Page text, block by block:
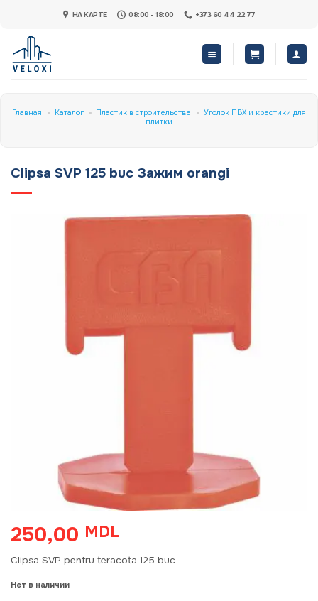
content
НА КАРТЕ 08:00 - 18:00 +373 60 44 22 77
Главная » Каталог » Пластик в строительстве » Уголок ПВХ и крестики для
плитки
Clipsa SVP 125 buc Зажим orangi
250,00 MDL
Clipsa SVP pentru teracota 125 buc
Нет в наличии